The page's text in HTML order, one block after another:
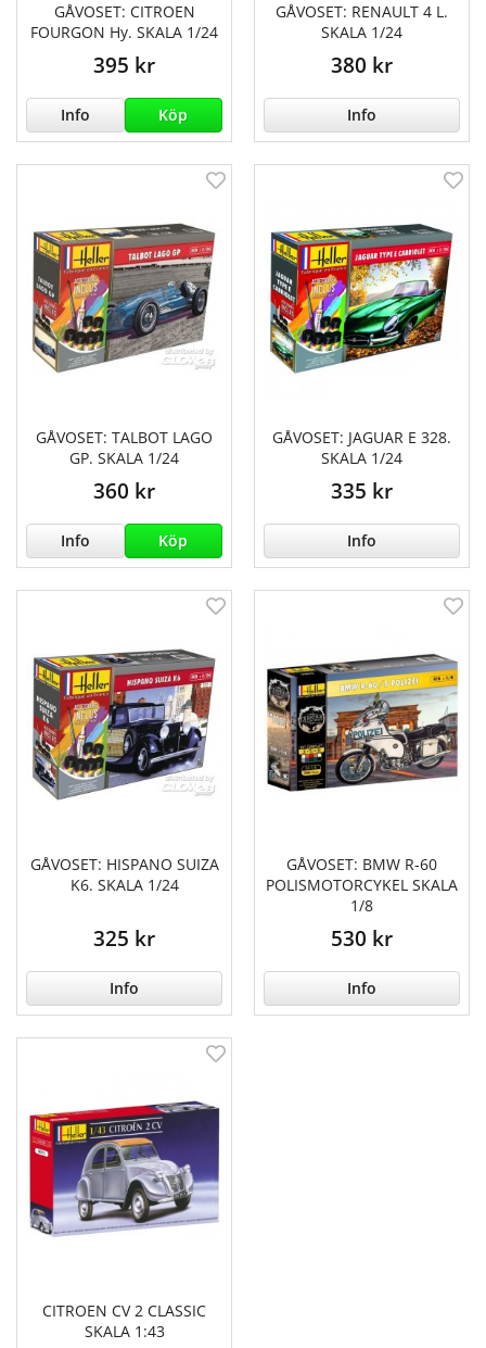
GÅVOSET: CITROEN
FOURGON Hy. SKALA 1/24
395 kr
Info Köp
GÅVOSET: RENAULT 4 L.
SKALA 1/24
380 kr
Info
GÅVOSET: TALBOT LAGO
GP. SKALA 1/24
360 kr
Info Köp
GÅVOSET: JAGUAR E 328.
SKALA 1/24
335 kr
Info
GÅVOSET: HISPANO SUIZA
K6. SKALA 1/24
325 kr
Info
GÅVOSET: BMW R-60
POLISMOTORCYKEL SKALA
1/8
530 kr
Info
CITROEN CV 2 CLASSIC
SKALA 1:43